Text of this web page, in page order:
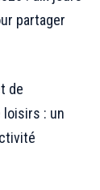
partager
de
: un